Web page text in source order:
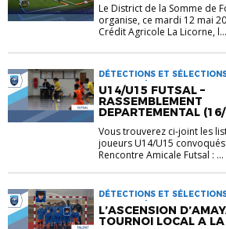
Le District de la Somme de
organise, ce mardi 12 mai
Crédit Agricole La Licorne, l...
DÉTECTIONS ET
GARÇONS | INFORMATIONS
U14/U15 FUTSAL –
RASSEMBLEMENT
DEPARTEMENTAL
Vous trouverez ci-joint les
joueurs U14/U15
Rencontre Amicale Futsal : ...
DÉTECTIONS ET
GARÇONS | INFORMATIONS
L’ASCENSION
TOURNOI LOCAL A LA